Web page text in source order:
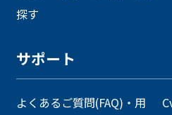
探す
サポート
よくあるご質問(FAQ)・用